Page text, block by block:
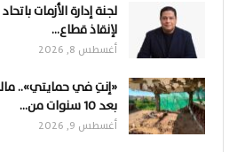
لإنقاذ قطاع…
أغسطس 8, 2026
«إنتِ في حمايتي»..
بعد 10 سنوات من…
أغسطس 9, 2026